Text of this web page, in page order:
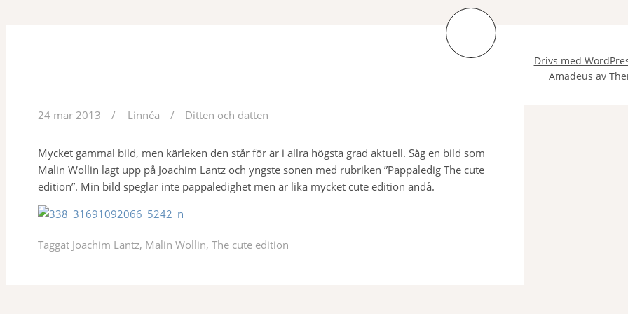
24 mar 2013 Linnéa Ditten och datten
Mycket gammal bild, men kärleken den står för är i allra högsta grad aktuell. Såg en bild som
Malin Wollin lagt upp på Joachim Lantz och yngste sonen med rubriken ”Pappaledig The cute
edition”. Min bild speglar inte pappaledighet men är lika mycket cute edition ändå.
Taggat Joachim Lantz, Malin Wollin, The cute edition
Drivs med
Amadeus av